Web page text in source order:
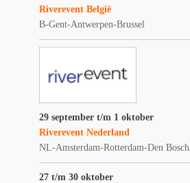
Riverevent België
B-Gent-Antwerpen-Brussel
29 september t/m 1 oktober
Riverevent Nederland
NL-Amsterdam-Rotterdam-Den Bosch
27 t/m 30 oktober